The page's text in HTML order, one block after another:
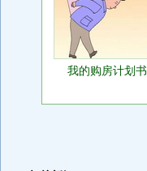
我的购房计划书